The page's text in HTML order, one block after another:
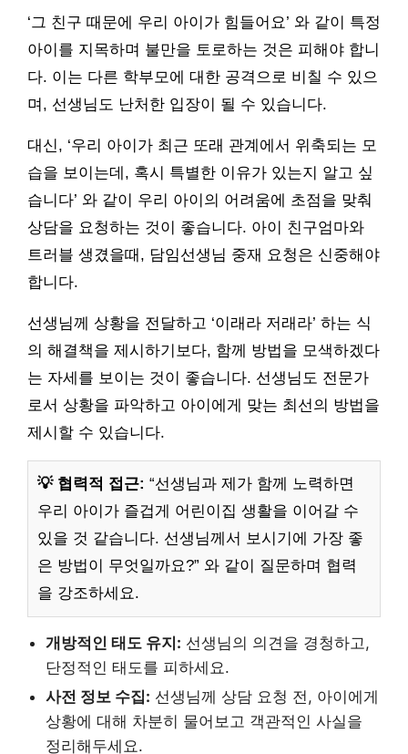
‘그 친구 때문에 우리 아이가 힘들어요’ 와 같이 특정
아이를 지목하며 불만을 토로하는 것은 피해야 합니
다. 이는 다른 학부모에 대한 공격으로 비칠 수 있으
며, 선생님도 난처한 입장이 될 수 있습니다.
대신, ‘우리 아이가 최근 또래 관계에서 위축되는 모
습을 보이는데, 혹시 특별한 이유가 있는지 알고 싶
습니다’ 와 같이 우리 아이의 어려움에 초점을 맞춰
상담을 요청하는 것이 좋습니다. 아이 친구엄마와
트러블 생겼을때, 담임선생님 중재 요청은 신중해야
합니다.
선생님께 상황을 전달하고 ‘이래라 저래라’ 하는 식
의 해결책을 제시하기보다, 함께 방법을 모색하겠다
는 자세를 보이는 것이 좋습니다. 선생님도 전문가
로서 상황을 파악하고 아이에게 맞는 최선의 방법을
제시할 수 있습니다.
💡 협력적 접근: “선생님과 제가 함께 노력하면
우리 아이가 즐겁게 어린이집 생활을 이어갈 수
있을 것 같습니다. 선생님께서 보시기에 가장 좋
은 방법이 무엇일까요?” 와 같이 질문하며 협력
을 강조하세요.
개방적인 태도 유지: 선생님의 의견을 경청하고,
단정적인 태도를 피하세요.
사전 정보 수집: 선생님께 상담 요청 전, 아이에게
상황에 대해 차분히 물어보고 객관적인 사실을
정리해두세요.